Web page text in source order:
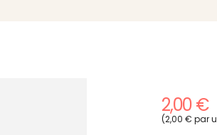
2,00 €
(2,00 € par